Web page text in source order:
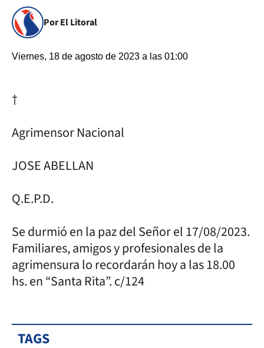
Por El Litoral
Viernes, 18 de agosto de 2023 a las 01:00
†
Agrimensor Nacional
JOSE ABELLAN
Q.E.P.D.
Se durmió en la paz del Señor el 17/08/2023.
Familiares, amigos y profesionales de la
agrimensura lo recordarán hoy a las 18.00
hs. en “Santa Rita”. c/124
TAGS